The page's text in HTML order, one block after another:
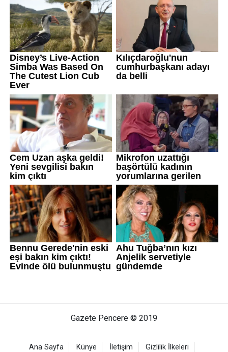
Gazete Pencere © 2019
Ana Sayfa Künye İletişim Gizlilik İlkeleri